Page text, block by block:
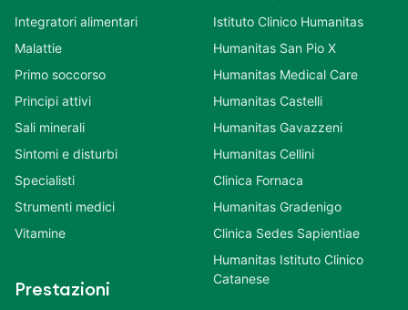
Integratori alimentari
Malattie
Primo soccorso
Principi attivi
Sali minerali
Sintomi e disturbi
Specialisti
Strumenti medici
Vitamine
Prestazioni
Istituto Clinico Humanitas
Humanitas San Pio X
Humanitas Medical Care
Humanitas Castelli
Humanitas Gavazzeni
Humanitas Cellini
Clinica Fornaca
Humanitas Gradenigo
Clinica Sedes Sapientiae
Humanitas Istituto Clinico
Catanese